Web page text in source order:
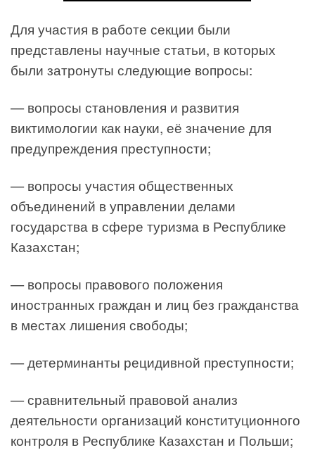
Для участия в работе секции были
представлены научные статьи, в которых
были затронуты следующие вопросы:
— вопросы становления и развития
виктимологии как науки, её значение для
предупреждения преступности;
— вопросы участия общественных
объединений в управлении делами
государства в сфере туризма в Республике
Казахстан;
— вопросы правового положения
иностранных граждан и лиц без гражданства
в местах лишения свободы;
— детерминанты рецидивной преступности;
— сравнительный правовой анализ
деятельности организаций конституционного
контроля в Республике Казахстан и Польши;